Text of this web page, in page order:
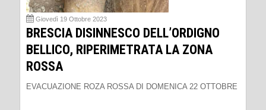
Giovedì 19 Ottobre 2023
BRESCIA DISINNESCO DELL’ORDIGNO
BELLICO, RIPERIMETRATA LA ZONA
ROSSA
EVACUAZIONE ROZA ROSSA DI DOMENICA 22 OTTOBRE